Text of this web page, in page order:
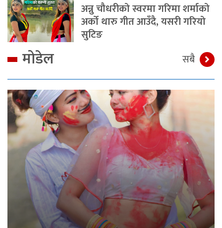
अन्नु चौधरीको स्वरमा गरिमा शर्माको
अर्को थारु गीत आउँदै, यसरी गरियो
सुटिङ
मोडेल सबै